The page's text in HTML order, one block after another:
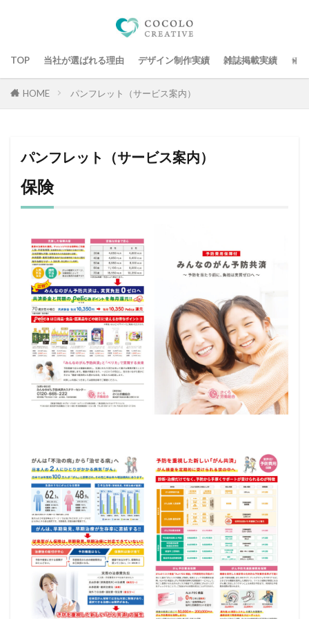
TOP 当社が選ばれる理由 デザイン制作実績 雑誌掲載実績 デ
HOME パンフレット（サービス案内）
パンフレット（サービス案内）
保険